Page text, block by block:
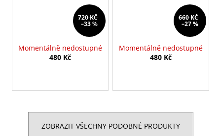
720 KČ
–33 %
Momentálně nedostupné
480 Kč
660 KČ
–27 %
Momentálně nedostupné
480 Kč
ZOBRAZIT VŠECHNY PODOBNÉ PRODUKTY